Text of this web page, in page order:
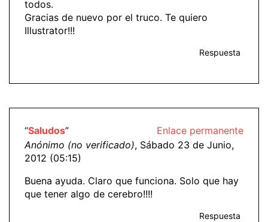
todos.
Gracias de nuevo por el truco. Te quiero
Illustrator!!!
Respuesta
Enlace permanente
“Saludos”
Anónimo (no verificado), Sábado 23 de Junio,
2012 (05:15)
Buena ayuda. Claro que funciona. Solo que hay
que tener algo de cerebro!!!!
Respuesta